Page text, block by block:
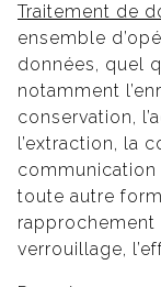
Traitement de
ensemble
données, quel
notamment
conservation,
l’extraction, la
toute autre
rapprochement
verrouillage,